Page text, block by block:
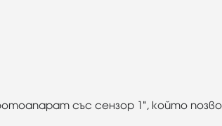
със сензор 1", който